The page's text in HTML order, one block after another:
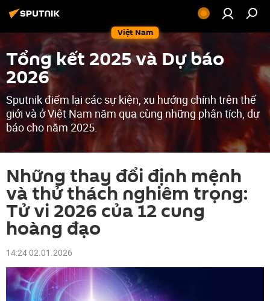
Việt Nam
Tổng kết 2025 và Dự báo
2026
Sputnik điểm lại các sự kiện, xu hướng chính trên thế
giới và ở Việt Nam năm qua cùng những phân tích, dự
báo cho năm 2025.
Những thay đổi định mệnh
và thử thách nghiêm trọng:
Tử vi 2026 của 12 cung
hoàng đạo
14:24 02.01.2026